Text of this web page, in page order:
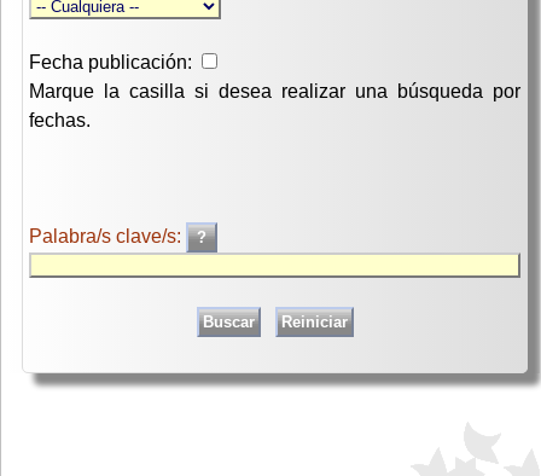
Fecha publicación:
Marque la casilla si desea realizar una búsqueda por
fechas.
Palabra/s clave/s: